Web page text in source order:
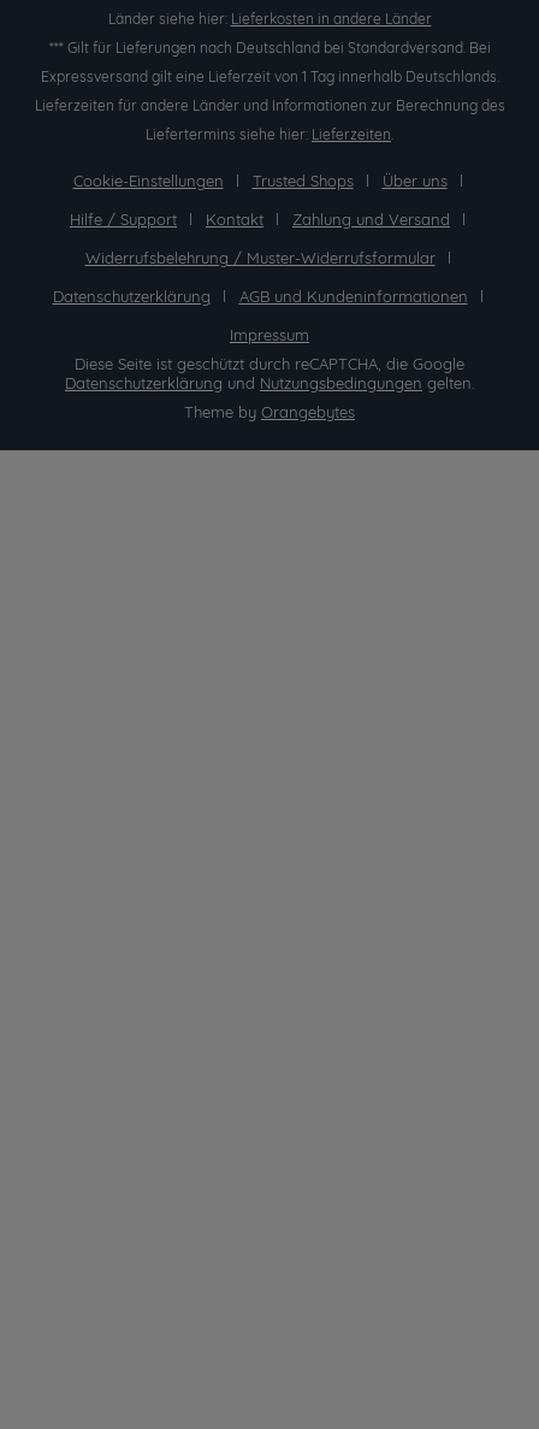
Länder siehe hier: Lieferkosten in andere Länder
*** Gilt für Lieferungen nach Deutschland bei Standardversand. Bei
Expressversand gilt eine Lieferzeit von 1 Tag innerhalb Deutschlands.
Lieferzeiten für andere Länder und Informationen zur Berechnung des
Liefertermins siehe hier: Lieferzeiten
Cookie-Einstellungen Trusted Shops
Über uns
Hilfe / Support
Kontakt
Zahlung und Versand
Widerrufsbelehrung / Muster-Widerrufsformular
Datenschutzerklärung
AGB und Kundeninformationen
Impressum
Diese Seite ist geschützt durch reCAPTCHA, die Google
Datenschutzerklärung und Nutzungsbedingungen gelten.
Theme by Orangebytes